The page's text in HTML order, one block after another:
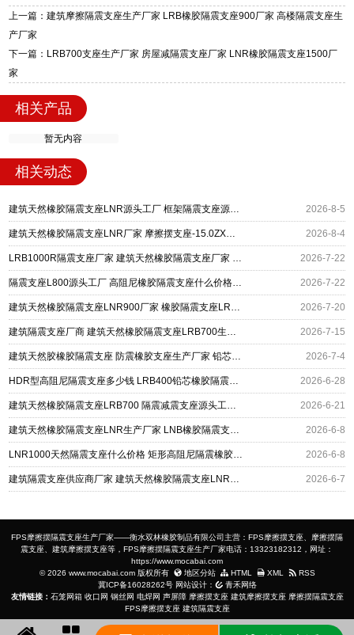
装指导全套服务，厂址衡水高新区北方工业基地
上一篇：建筑摩擦隔震支座生产厂家 LRB橡胶隔震支座900厂家 高楼隔震支座生
产厂家
下一篇：LRB700支座生产厂家 房屋减隔震支座厂家 LNR橡胶隔震支座1500厂
家
相关产品
暂无内容
相关动态
建筑天然橡胶隔震支座LNR源头工厂 框架隔震支座源头工厂 建筑高阻尼减橡胶隔震支座厂家 2026-8-5
建筑天然橡胶隔震支座LNR厂家 摩擦摆支座-15.0ZX支座的生产厂家 建筑工程用隔震支座多少钱 2026-8-4
LRB1000R隔震支座厂家 建筑天然橡胶隔震支座厂家 铅芯防震支座定制 2026-7-22
隔震支座L800源头工厂 高阻尼橡胶隔震支座什么价格 建筑天然橡胶隔震支座 2026-7-22
建筑天然橡胶隔震支座LNR900厂家 橡胶隔震支座LRB500厂家 摩擦摆支座定制厂家 2026-7-20
建筑隔震支座厂商 建筑天然橡胶隔震支座LRB700生产厂家 减震隔震橡胶支座厂家 2026-7-15
建筑天然胶橡胶隔震支座 防震橡胶支座生产厂家 铅芯建筑隔震支座厂家 2026-7-4
HDR型高阻尼隔震支座多少钱 LRB400铅芯橡胶隔震支座生产厂家 建筑天然隔震支座 2026-6-28
建筑天然橡胶隔震支座LRB700 隔震减震支座源头工厂 建筑摩擦摆隔震支座FPS3A源头工厂 2026-6-21
建筑天然橡胶隔震支座LNR生产厂家 LNB橡胶隔震支座 LRB500隔震支座源头工厂 2026-6-8
LNR1000天然隔震支座什么价格 矩形高阻尼隔震橡胶支座 建筑天然橡胶隔震支座(LNR) 2026-6-8
建筑隔震支座供应商厂家 建筑天然橡胶隔震支座LNR900生产厂家 隔震支座I型生产厂家 2026-6-7
FPS摩擦摆隔震支座生产厂家——衡水双林橡胶制品有限公司主营：FPS摩擦摆支座、摩擦摆隔
震支座、建筑摩擦摆支座等，FPS摩擦摆隔震支座生产厂家电话：13323182312，网址：
https://www.mocabai.com
© 2026 www.mocabai.com 版权所有
地区分站 HTML XML
RSS
冀ICP备16028262号网站设计：
青禾网络
友情链接： 石笼网箱 收口网 钢丝网 电焊网 声屏障 摩擦摆支座 建筑摩擦摆支座 摩擦摆隔震支座
FPS摩擦摆支座 建筑隔震支座